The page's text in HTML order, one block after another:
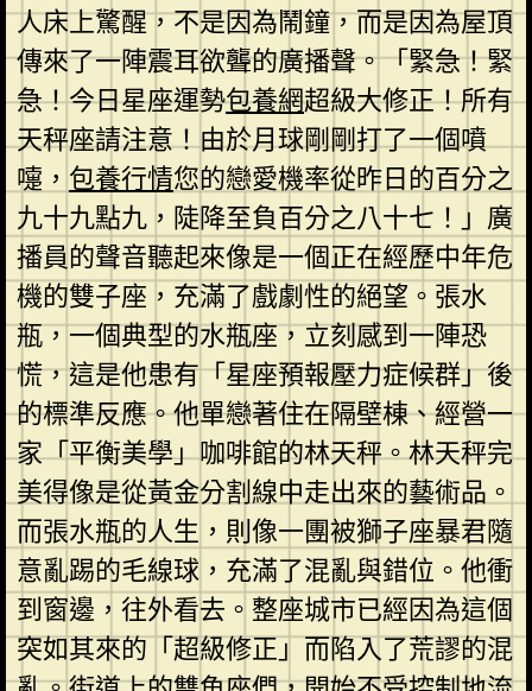
人床上驚醒，不是因為鬧鐘，而是因為屋頂
傳來了一陣震耳欲聾的廣播聲。「緊急！緊
急！今日星座運勢包養網超級大修正！所有
天秤座請注意！由於月球剛剛打了一個噴
嚏， 包養行情您的戀愛機率從昨日的百分之
九十九點九，陡降至負百分之八十七！」廣
播員的聲音聽起來像是一個正在經歷中年危
機的雙子座，充滿了戲劇性的絕望。張水
瓶，一個典型的水瓶座，立刻感到一陣恐
慌，這是他患有「星座預報壓力症候群」後
的標準反應。他單戀著住在隔壁棟、經營一
家「平衡美學」咖啡館的林天秤。林天秤完
美得像是從黃金分割線中走出來的藝術品。
而張水瓶的人生，則像一團被獅子座暴君隨
意亂踢的毛線球，充滿了混亂與錯位。他衝
到窗邊，往外看去。整座城市已經因為這個
突如其來的「超級修正」而陷入了荒謬的混